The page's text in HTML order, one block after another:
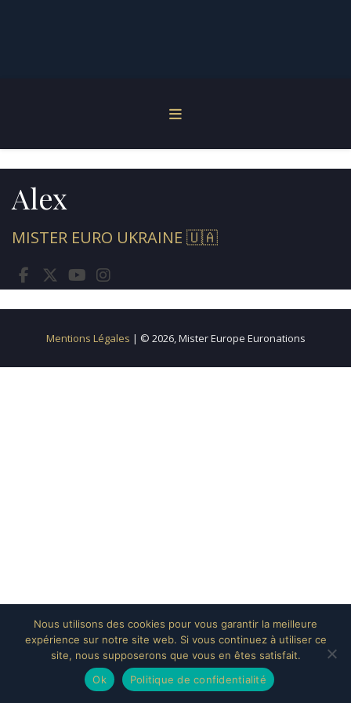
Alex
MISTER EURO UKRAINE 🇺🇦
Mentions Légales | © 2026, Mister Europe Euronations
Nous utilisons des cookies pour vous garantir la meilleure
expérience sur notre site web. Si vous continuez à utiliser ce
site, nous supposerons que vous en êtes satisfait.
Ok
Politique de confidentialité